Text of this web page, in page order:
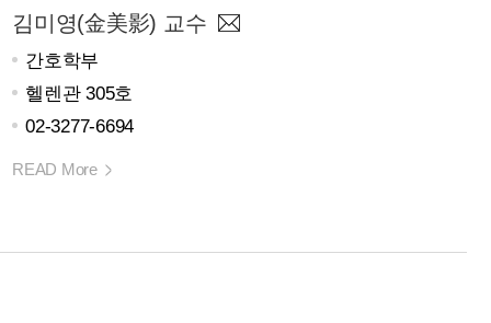
김미영(金美影) 교수
간호학부
헬렌관 305호
02-3277-6694
READ More